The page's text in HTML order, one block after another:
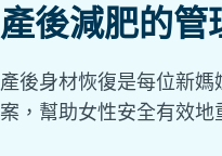
產後減肥的管
產後身材恢復是每位新
案，幫助女性安全有效地